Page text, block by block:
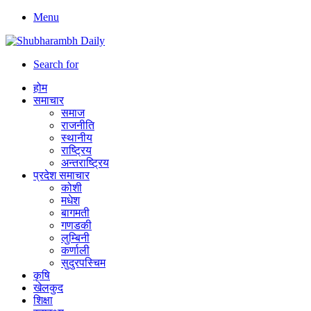
Menu
Search for
होम
समाचार
समाज
राजनीति
स्थानीय
राष्ट्रिय
अन्तराष्ट्रिय
प्रदेश समाचार
कोशी
मधेश
बागमती
गणडकी
लुम्बिनी
कर्णाली
सुदुरपस्चिम
कृषि
खेलकुद
शिक्षा